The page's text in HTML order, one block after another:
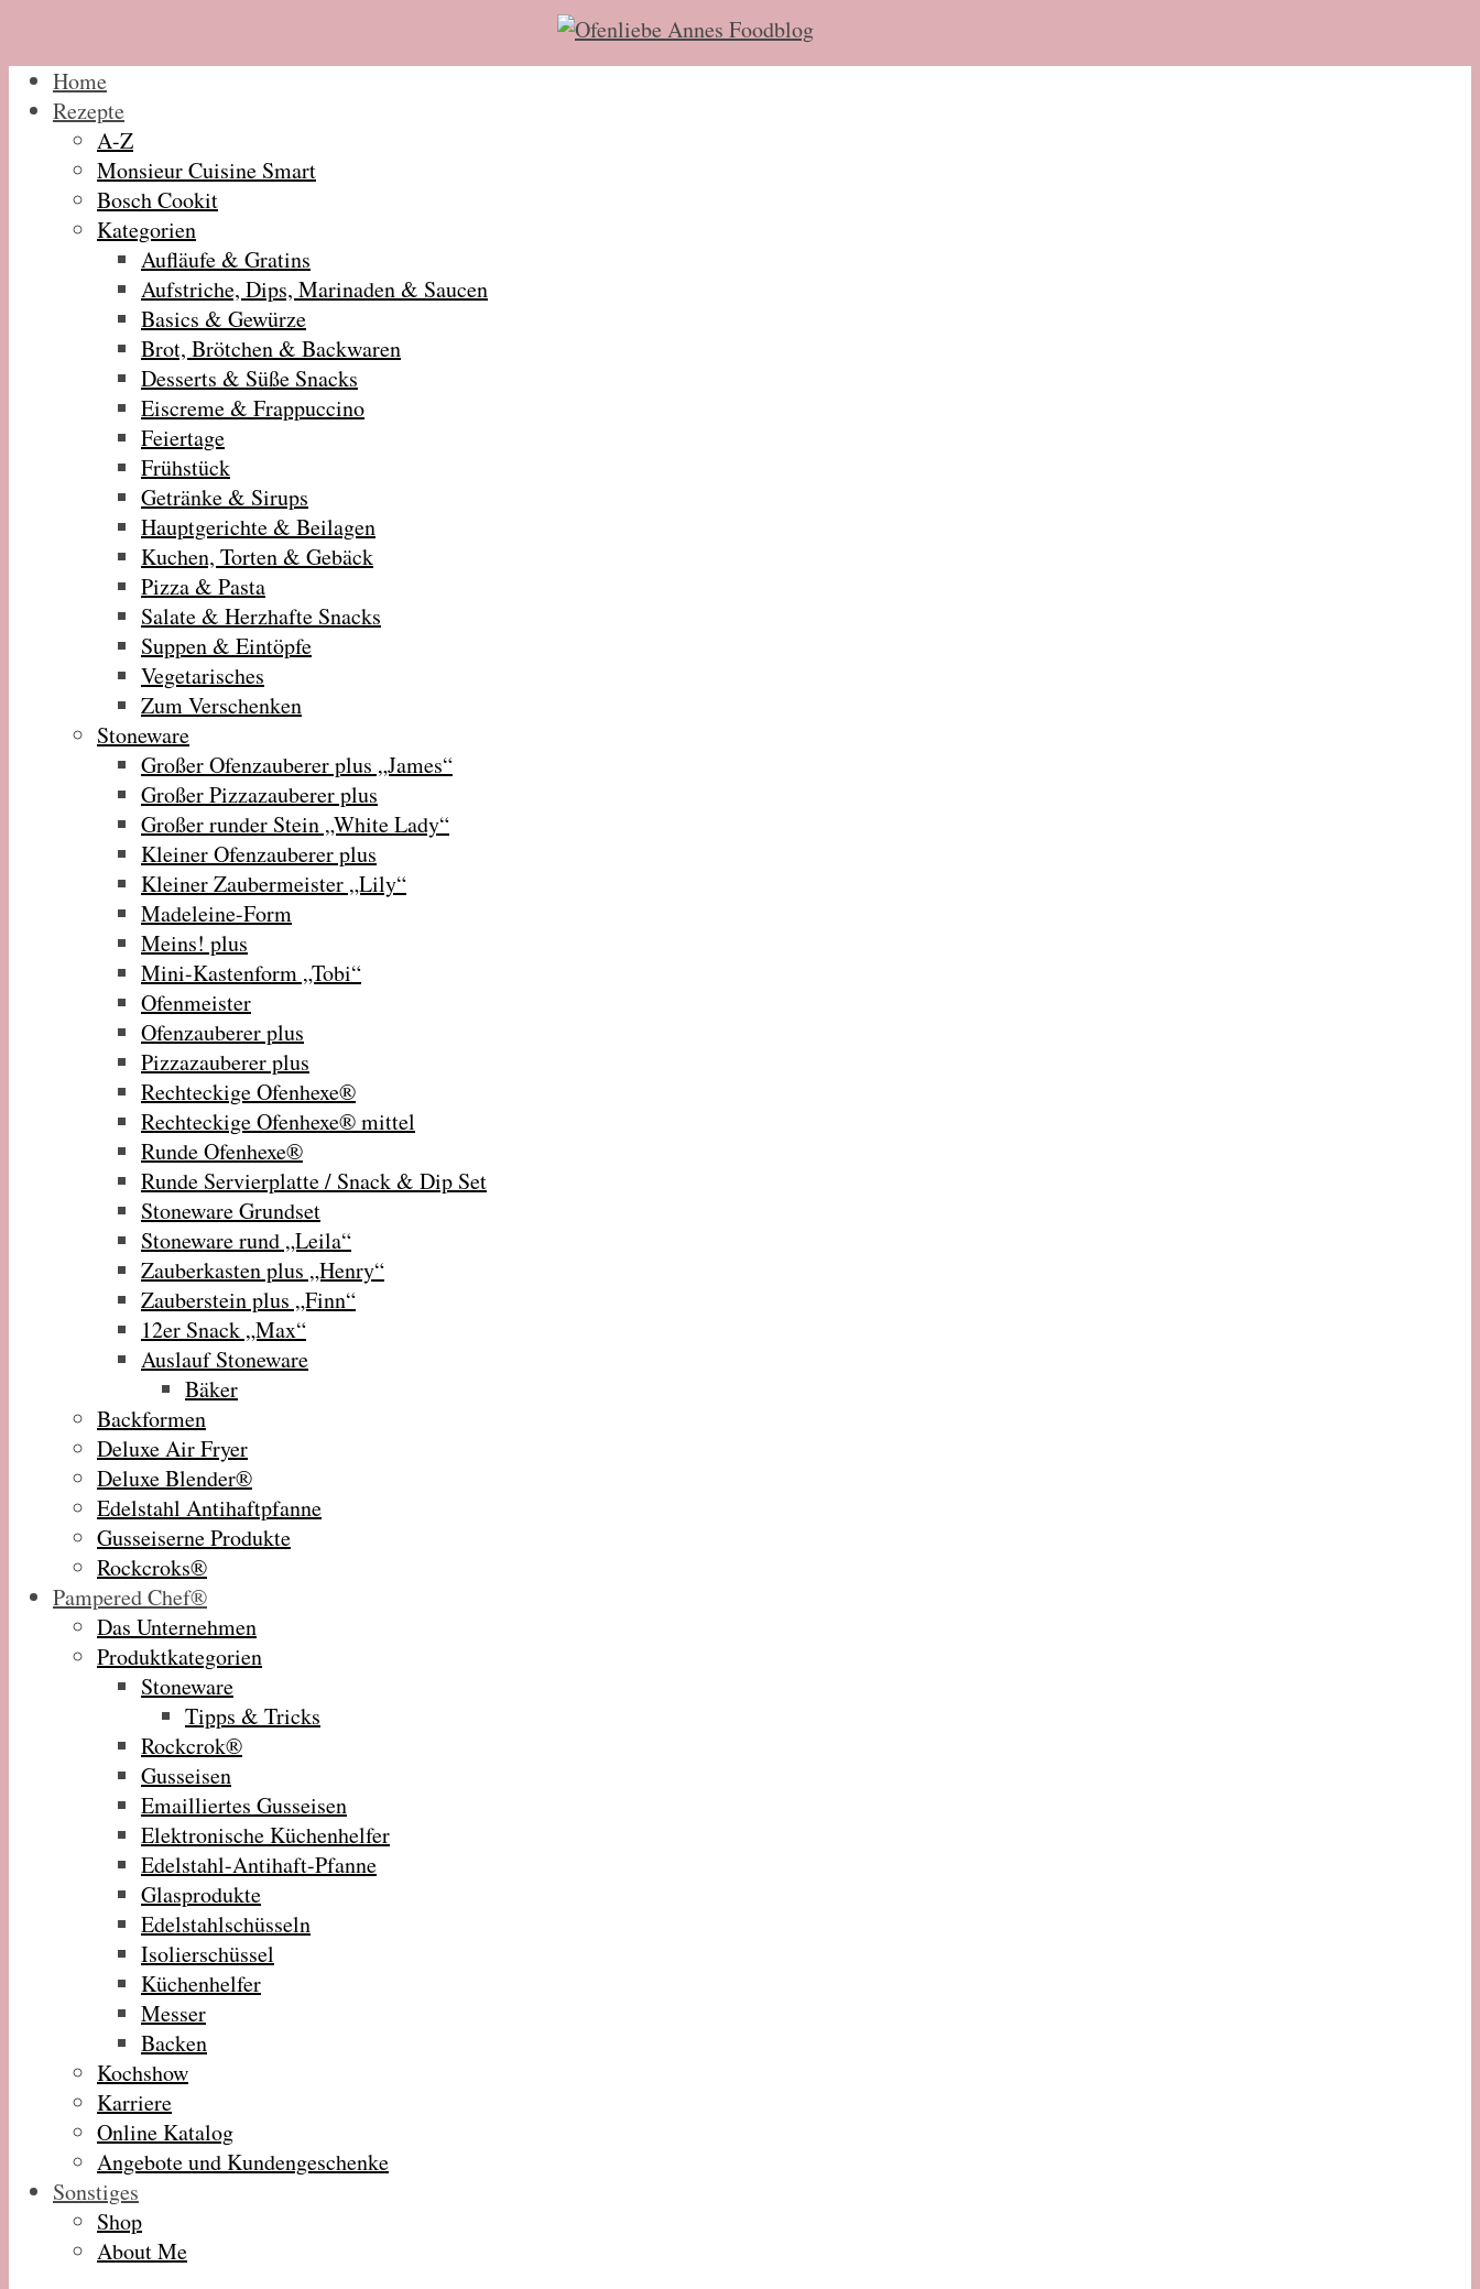
Home
Rezepte
A-Z
Monsieur Cuisine Smart
Bosch Cookit
Kategorien
Aufläufe & Gratins
Aufstriche, Dips, Marinaden & Saucen
Basics & Gewürze
Brot, Brötchen & Backwaren
Desserts & Süße Snacks
Eiscreme & Frappuccino
Feiertage
Frühstück
Getränke & Sirups
Hauptgerichte & Beilagen
Kuchen, Torten & Gebäck
Pizza & Pasta
Salate & Herzhafte Snacks
Suppen & Eintöpfe
Vegetarisches
Zum Verschenken
Stoneware
Großer Ofenzauberer plus „James“
Großer Pizzazauberer plus
Großer runder Stein „White Lady“
Kleiner Ofenzauberer plus
Kleiner Zaubermeister „Lily“
Madeleine-Form
Meins! plus
Mini-Kastenform „Tobi“
Ofenmeister
Ofenzauberer plus
Pizzazauberer plus
Rechteckige Ofenhexe®
Rechteckige Ofenhexe® mittel
Runde Ofenhexe®
Runde Servierplatte / Snack & Dip Set
Stoneware Grundset
Stoneware rund „Leila“
Zauberkasten plus „Henry“
Zauberstein plus „Finn“
12er Snack „Max“
Auslauf Stoneware
Bäker
Backformen
Deluxe Air Fryer
Deluxe Blender®
Edelstahl Antihaftpfanne
Gusseiserne Produkte
Rockcroks®
Pampered Chef®
Das Unternehmen
Produktkategorien
Stoneware
Tipps & Tricks
Rockcrok®
Gusseisen
Emailliertes Gusseisen
Elektronische Küchenhelfer
Edelstahl-Antihaft-Pfanne
Glasprodukte
Edelstahlschüsseln
Isolierschüssel
Küchenhelfer
Messer
Backen
Kochshow
Karriere
Online Katalog
Angebote und Kundengeschenke
Sonstiges
Shop
About Me